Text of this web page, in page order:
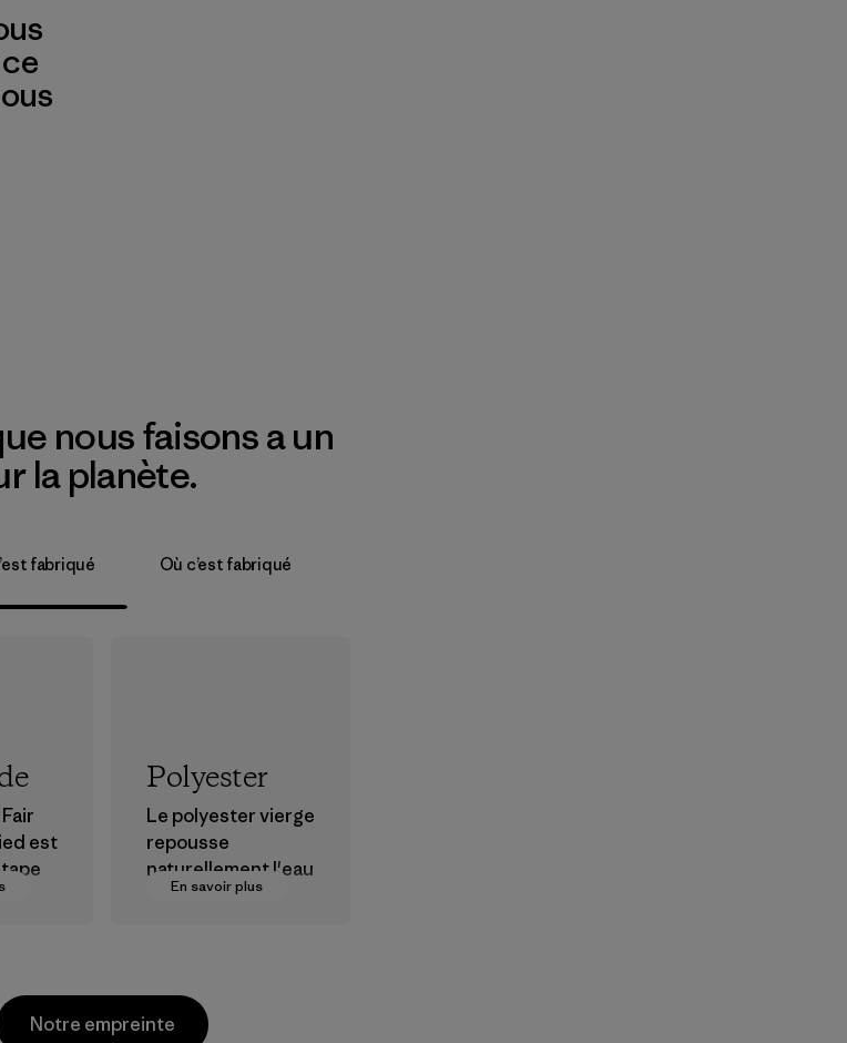
nous faisons a un
la planète.
fabriqué Où c’est fabriqué
est
En savoir plus
Polyester
Le polyester vierge
repousse
naturellement l'eau
et est très
Notre empreinte